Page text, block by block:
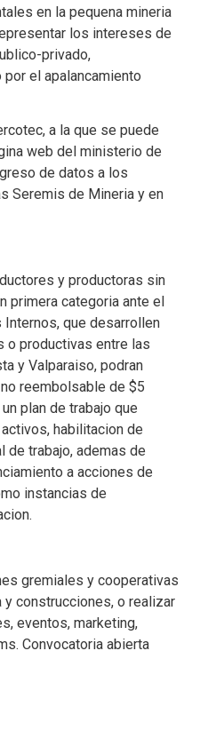
en la pequena mineria
los intereses de
privado,
el apalancamiento
a la que se puede
web del ministerio de
de datos a los
Seremis de Mineria y en
y productoras sin
primera categoria ante el
que desarrollen
o productivas entre las
y Valparaiso, podran
reembolsable de $5
plan de trabajo que
habilitacion de
de trabajo, ademas de
a acciones de
instancias de
gremiales y cooperativas
construcciones, o realizar
eventos, marketing,
Convocatoria abierta